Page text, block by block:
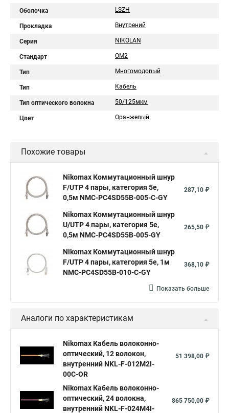
Оболочка LSZH
Прокладка Внутрений
Серия NIKOLAN
Стандарт ОМ2
Тип Многомодовый
Тип Кабель
Тип оптического волокна 50/125мкм
Цвет Оранжевый
Похожие товары
Nikomax Коммутационный шнур
F/UTP 4 пары, категория 5е,
0,5м NMC-PC4SD55B-005-C-GY
287,10 ₽
Nikomax Коммутационный шнур
U/UTP 4 пары, категория 5е,
0,5м NMC-PC4SD55B-005-GY
265,50 ₽
Nikomax Коммутационный шнур
F/UTP 4 пары, категория 5е, 1м
NMC-PC4SD55B-010-C-GY
368,10 ₽
Показать больше
Аналоги по характеристикам
Nikomax Кабель волоконно-
оптический, 12 волокон,
внутренний NKL-F-012M2I-
00C-OR
51 398,00 ₽
Nikomax Кабель волоконно-
оптический, 24 волокна,
внутренний NKL-F-024M4I-
865 750,00 ₽